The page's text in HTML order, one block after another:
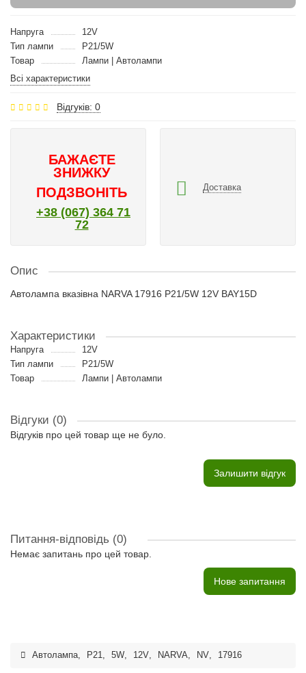
Напруга
12V
Тип лампи
P21/5W
Товар
Лампи | Автолампи
Всі характеристики
Відгуків: 0
БАЖАЄТЕ
ЗНИЖКУ
ПОДЗВОНІТЬ
+38 (067) 364 71
72
Доставка
Опис
Автолампа вказівна NARVA 17916 P21/5W 12V BAY15D
Характеристики
Напруга
12V
Тип лампи
P21/5W
Товар
Лампи | Автолампи
Відгуки (0)
Відгуків про цей товар ще не було.
Залишити відгук
Питання-відповідь (0)
Немає запитань про цей товар.
Нове запитання
Автолампа, P21, 5W, 12V, NARVA, NV, 17916